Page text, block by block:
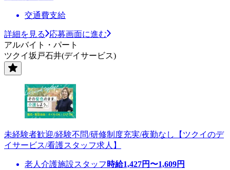
交通費支給
詳細を見る
応募画面に進む
アルバイト・パート
ツクイ坂戸石井(デイサービス)
未経験者歓迎/経験不問/研修制度充実/夜勤なし【ツクイのデ
イサービス/看護スタッフ求人】
老人介護施設スタッフ 時給1,427円〜1,609円